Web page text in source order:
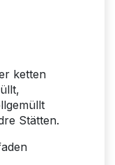
ketten
Stätten.